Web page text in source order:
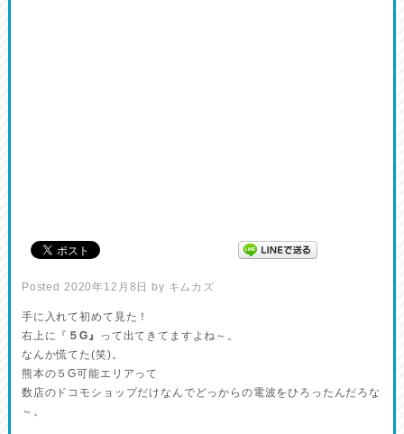
Posted 2020年12月8日 by キムカズ
手に入れて初めて見た！
右上に『 ５G』
って出てきてますよね～。
なんか慌てた(笑)。
熊本の５G可能エリアって
数店のドコモショップだけなんでどっからの電波をひろったんだろな
～。